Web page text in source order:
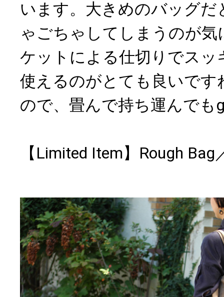
います。大きめのバッグだ
ゃごちゃしてしまうのが
ケットによる仕切りでスッ
使えるのがとても良いです
ので、畳んで持ち運んでも
【Limited Item】Rough